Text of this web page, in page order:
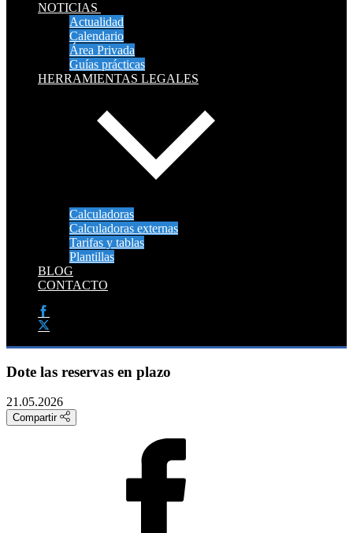
NOTICIAS
Actualidad
Calendario
Área Privada
Guías prácticas
HERRAMIENTAS LEGALES
Calculadoras
Calculadoras externas
Tarifas y tablas
Plantillas
BLOG
CONTACTO
Dote las reservas en plazo
21.05.2026
Compartir